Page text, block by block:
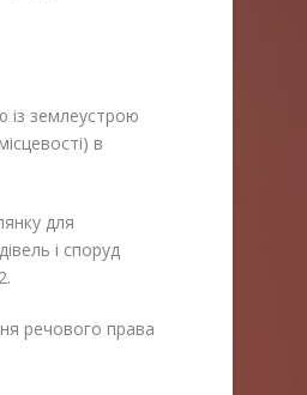
із землеустрою
в
для
і споруд
речового права